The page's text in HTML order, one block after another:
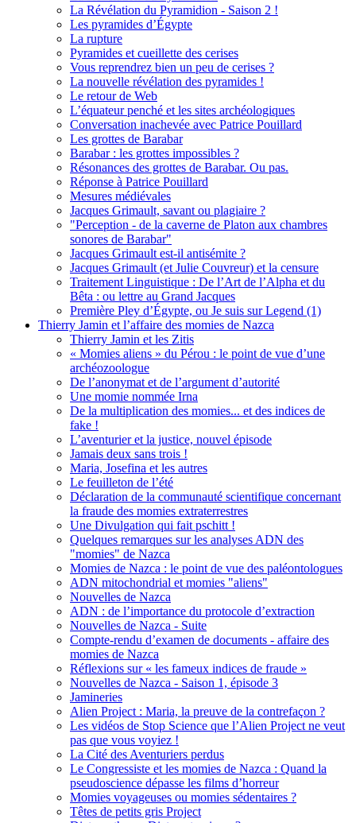
La Révélation du Pyramidion - Saison 2 !
Les pyramides d’Égypte
La rupture
Pyramides et cueillette des cerises
Vous reprendrez bien un peu de cerises ?
La nouvelle révélation des pyramides !
Le retour de Web
L’équateur penché et les sites archéologiques
Conversation inachevée avec Patrice Pouillard
Les grottes de Barabar
Barabar : les grottes impossibles ?
Résonances des grottes de Barabar. Ou pas.
Réponse à Patrice Pouillard
Mesures médiévales
Jacques Grimault, savant ou plagiaire ?
"Perception - de la caverne de Platon aux chambres
sonores de Barabar"
Jacques Grimault est-il antisémite ?
Jacques Grimault (et Julie Couvreur) et la censure
Traitement Linguistique : De l’Art de l’Alpha et du
Bêta : ou lettre au Grand Jacques
Première Pley d’Égypte, ou Je suis sur Legend (1)
Thierry Jamin et l’affaire des momies de Nazca
Thierry Jamin et les Zitis
« Momies aliens » du Pérou : le point de vue d’une
archéozoologue
De l’anonymat et de l’argument d’autorité
Une momie nommée Irna
De la multiplication des momies... et des indices de
fake !
L’aventurier et la justice, nouvel épisode
Jamais deux sans trois !
Maria, Josefina et les autres
Le feuilleton de l’été
Déclaration de la communauté scientifique concernant
la fraude des momies extraterrestres
Une Divulgation qui fait pschitt !
Quelques remarques sur les analyses ADN des
"momies" de Nazca
Momies de Nazca : le point de vue des paléontologues
ADN mitochondrial et momies "aliens"
Nouvelles de Nazca
ADN : de l’importance du protocole d’extraction
Nouvelles de Nazca - Suite
Compte-rendu d’examen de documents - affaire des
momies de Nazca
Réflexions sur « les fameux indices de fraude »
Nouvelles de Nazca - Saison 1, épisode 3
Jamineries
Alien Project : Maria, la preuve de la contrefaçon ?
Les vidéos de Stop Science que l’Alien Project ne veut
pas que vous voyiez !
La Cité des Aventuriers perdus
Le Congressiste et les momies de Nazca : Quand la
pseudoscience dépasse les films d’horreur
Momies voyageuses ou momies sédentaires ?
Têtes de petits gris Project